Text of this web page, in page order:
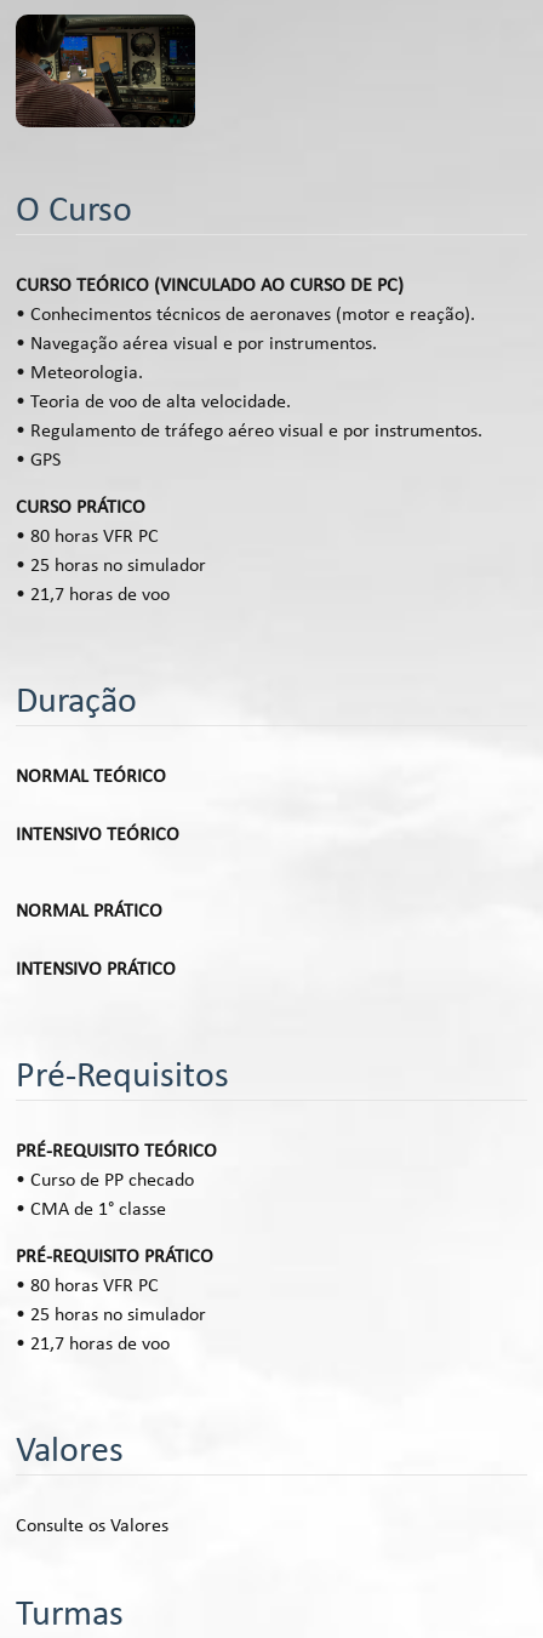
O Curso
CURSO TEÓRICO (VINCULADO AO CURSO DE PC)
• Conhecimentos técnicos de aeronaves (motor e reação).
• Navegação aérea visual e por instrumentos.
• Meteorologia.
• Teoria de voo de alta velocidade.
• Regulamento de tráfego aéreo visual e por instrumentos.
• GPS
CURSO PRÁTICO
• 80 horas VFR PC
• 25 horas no simulador
• 21,7 horas de voo
Duração
NORMAL TEÓRICO
INTENSIVO TEÓRICO
NORMAL PRÁTICO
INTENSIVO PRÁTICO
Pré-Requisitos
PRÉ-REQUISITO TEÓRICO
• Curso de PP checado
• CMA de 1° classe
PRÉ-REQUISITO PRÁTICO
• 80 horas VFR PC
• 25 horas no simulador
• 21,7 horas de voo
Valores
Consulte os Valores
Turmas